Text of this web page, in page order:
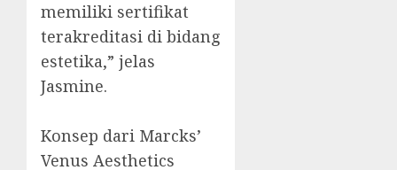
memiliki sertifikat
terakreditasi di bidang
estetika,” jelas
Jasmine.
Konsep dari Marcks’
Venus Aesthetics